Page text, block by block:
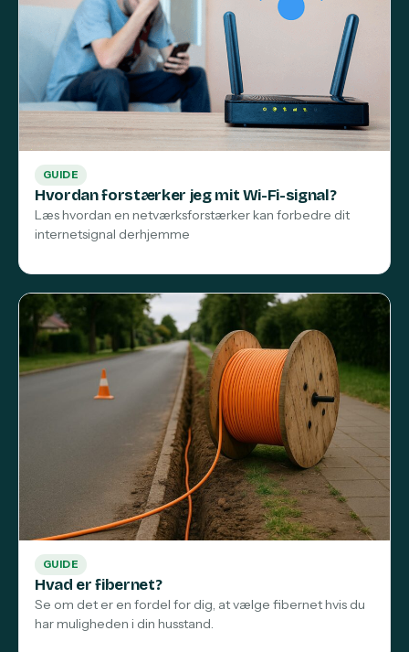
GUIDE
Hvordan forstærker jeg mit Wi-Fi-signal?
Læs hvordan en netværksforstærker kan forbedre dit
internetsignal derhjemme
GUIDE
Hvad er fibernet?
Se om det er en fordel for dig, at vælge fibernet hvis du
har muligheden i din husstand.